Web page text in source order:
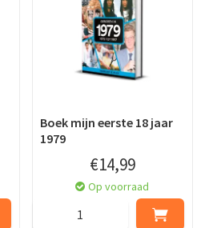
Boek mijn eerste 18 jaar
1979
€14,99
Op voorraad